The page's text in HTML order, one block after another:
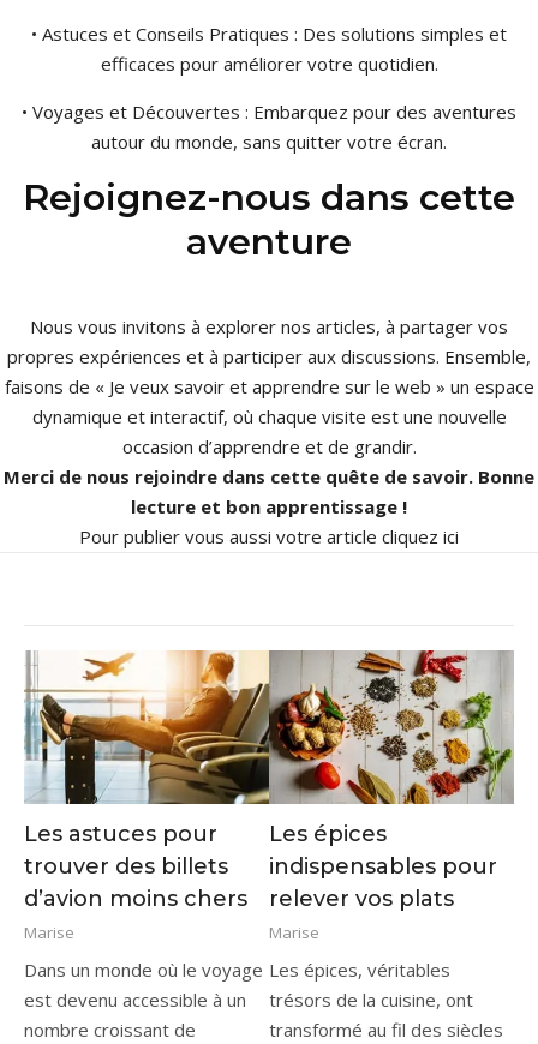
• Astuces et Conseils Pratiques : Des solutions simples et
efficaces pour améliorer votre quotidien.
• Voyages et Découvertes : Embarquez pour des aventures
autour du monde, sans quitter votre écran.
Rejoignez-nous dans cette
aventure
Nous vous invitons à explorer nos articles, à partager vos
propres expériences et à participer aux discussions. Ensemble,
faisons de « Je veux savoir et apprendre sur le web » un espace
dynamique et interactif, où chaque visite est une nouvelle
occasion d’apprendre et de grandir.
Merci de nous rejoindre dans cette quête de savoir. Bonne
lecture et bon apprentissage !
Pour publier vous aussi votre article cliquez ici
Les astuces pour
trouver des billets
d’avion moins chers
Marise
Dans un monde où le voyage
est devenu accessible à un
nombre croissant de
Les épices
indispensables pour
relever vos plats
Marise
Les épices, véritables
trésors de la cuisine, ont
transformé au fil des siècles